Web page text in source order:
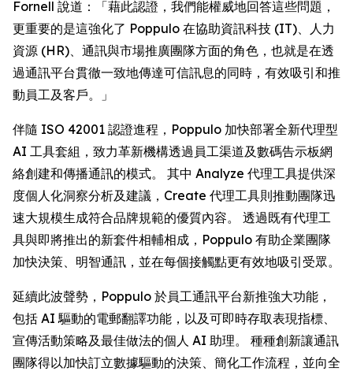
Fornell 說道：「藉此認證，我們能權威地回答這些問題，
更重要的是這強化了 Poppulo 在協助資訊科技 (IT)、人力
資源 (HR)、通訊與市場推廣團隊方面的角色，也就是在透
過通訊平台貫徹一致地傳達可信訊息的同時，有效吸引和推
動員工及客戶。」
伴隨 ISO 42001 認證進程，Poppulo 加快部署全新代理型
AI 工具套組，致力革新機構透過員工渠道及數碼告示板網
絡創建和傳播通訊的模式。 其中 Analyze 代理工具提供深
度個人化洞察分析及建議， Create 代理工具則推動團隊迅
速大規模生成符合品牌規範的優質內容。 透過既有代理工
具與即將推出的新套件相輔相成，Poppulo 有助企業團隊
加快決策、明智通訊，並在每個接觸點更有效地吸引受眾。
延續此波聲勢，Poppulo 於員工通訊平台新推強大功能，
包括 AI 驅動的電郵翻譯功能，以及可即時存取表現指標、
宣傳活動策略及最佳做法的個人 AI 助理。 種種創新讓通訊
團隊得以加快訂立數據驅動的決策、簡化工作流程，並向全